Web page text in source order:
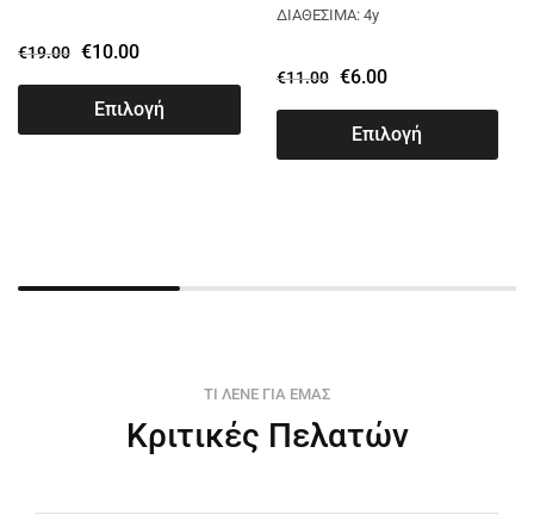
€19.00 €10.00
Επιλογή
ΔΙΑΘΕΣΙΜΑ: 4y
€11.00 €6.00
Επιλογή
ΤΙ ΛΕΝΕ ΓΙΑ ΕΜΑΣ
Κριτικές Πελατών